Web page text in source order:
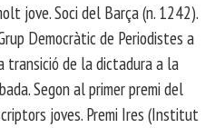
jove. Soci del Barça (n. 1242).
Democràtic de Periodistes a
de la dictadura a la
Segon al primer premi del
joves. Premi Ires (Institut